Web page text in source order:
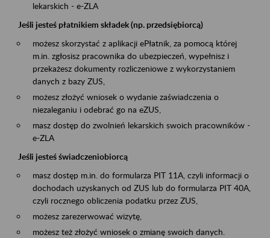
lekarskich - e-ZLA
Jeśli jesteś płatnikiem składek (np. przedsiębiorcą)
możesz skorzystać z aplikacji ePłatnik, za pomocą której
m.in. zgłosisz pracownika do ubezpieczeń, wypełnisz i
przekażesz dokumenty rozliczeniowe z wykorzystaniem
danych z bazy ZUS,
możesz złożyć wniosek o wydanie zaświadczenia o
niezaleganiu i odebrać go na eZUS,
masz dostęp do zwolnień lekarskich swoich pracowników -
e-ZLA
Jeśli jesteś świadczeniobiorcą
masz dostęp m.in. do formularza PIT 11A, czyli informacji o
dochodach uzyskanych od ZUS lub do formularza PIT 40A,
czyli rocznego obliczenia podatku przez ZUS,
możesz zarezerwować wizytę,
możesz też złożyć wniosek o zmianę swoich danych.